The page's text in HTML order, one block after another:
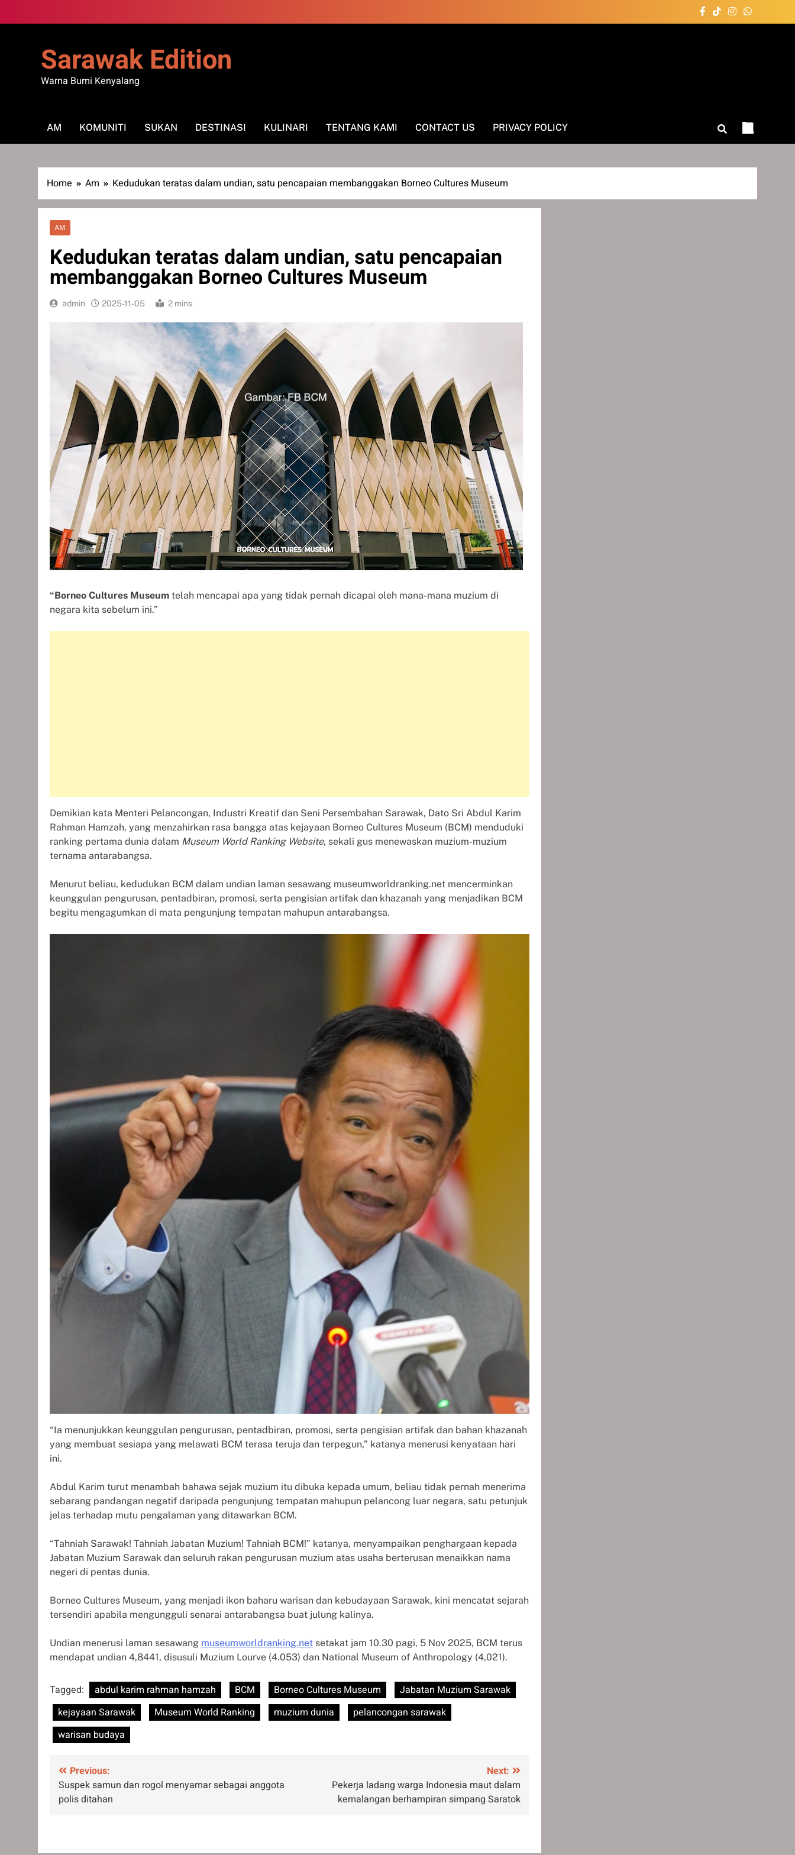
to
Sarawak Edition
Warna Bumi Kenyalang
AM KOMUNITI SUKAN DESTINASI KULINARI TENTANG KAMI CONTACT US PRIVACY POLICY
Home Am Kedudukan teratas dalam undian, satu pencapaian membanggakan Borneo Cultures Museum
AM
Kedudukan teratas dalam undian, satu pencapaian
membanggakan Borneo Cultures Museum
admin 2025-11-05 2 mins
“Borneo Cultures Museum telah mencapai apa yang tidak pernah dicapai oleh mana-mana muzium di
negara kita sebelum ini.”
Demikian kata Menteri Pelancongan, Industri Kreatif dan Seni Persembahan Sarawak, Dato Sri Abdul Karim
Rahman Hamzah, yang menzahirkan rasa bangga atas kejayaan Borneo Cultures Museum (BCM) menduduki
ranking pertama dunia dalam Museum World Ranking Website, sekali gus menewaskan muzium-muzium
ternama antarabangsa.
Menurut beliau, kedudukan BCM dalam undian laman sesawang museumworldranking.net mencerminkan
keunggulan pengurusan, pentadbiran, promosi, serta pengisian artifak dan khazanah yang menjadikan BCM
begitu mengagumkan di mata pengunjung tempatan mahupun antarabangsa.
“Ia menunjukkan keunggulan pengurusan, pentadbiran, promosi, serta pengisian artifak dan bahan khazanah
yang membuat sesiapa yang melawati BCM terasa teruja dan terpegun,” katanya menerusi kenyataan hari
ini.
Abdul Karim turut menambah bahawa sejak muzium itu dibuka kepada umum, beliau tidak pernah menerima
sebarang pandangan negatif daripada pengunjung tempatan mahupun pelancong luar negara, satu petunjuk
jelas terhadap mutu pengalaman yang ditawarkan BCM.
“Tahniah Sarawak! Tahniah Jabatan Muzium! Tahniah BCM!” katanya, menyampaikan penghargaan kepada
Jabatan Muzium Sarawak dan seluruh rakan pengurusan muzium atas usaha berterusan menaikkan nama
negeri di pentas dunia.
Borneo Cultures Museum, yang menjadi ikon baharu warisan dan kebudayaan Sarawak, kini mencatat sejarah
tersendiri apabila mengungguli senarai antarabangsa buat julung kalinya.
Undian menerusi laman sesawang museumworldranking.net setakat jam 10.30 pagi, 5 Nov 2025, BCM terus
mendapat undian 4,8441, disusuli Muzium Lourve (4.053) dan National Museum of Anthropology (4,021).
Tagged: abdul karim rahman hamzah BCM Borneo Cultures Museum
Jabatan Muzium Sarawak
kejayaan Sarawak
Museum World Ranking muzium dunia
pelancongan sarawak
warisan budaya
Post
navigation
Previous:
Suspek samun dan rogol menyamar sebagai anggota
polis ditahan
Next:
Pekerja ladang warga Indonesia maut dalam
kemalangan berhampiran simpang Saratok